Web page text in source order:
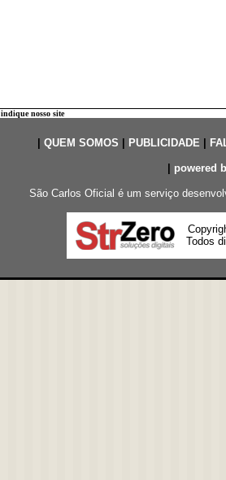
indique nosso site
QUEM SOMOS PUBLICIDADE|
powered
São Carlos Oficial é um serviço
Todos